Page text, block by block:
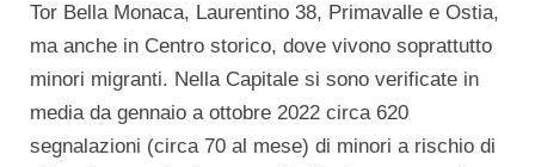
Tor Bella Monaca, Laurentino 38, Primavalle e Ostia,
ma anche in Centro storico, dove vivono soprattutto
minori migranti. Nella Capitale si sono verificate in
media da gennaio a ottobre 2022 circa 620
segnalazioni (circa 70 al mese) di minori a rischio di